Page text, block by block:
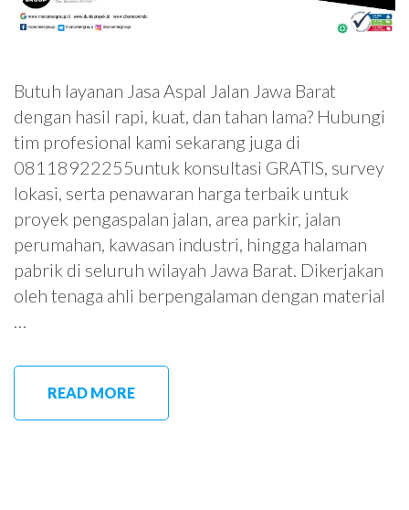
Butuh layanan Jasa Aspal Jalan Jawa Barat
dengan hasil rapi, kuat, dan tahan lama? Hubungi
tim profesional kami sekarang juga di
08118922255untuk konsultasi GRATIS, survey
lokasi, serta penawaran harga terbaik untuk
proyek pengaspalan jalan, area parkir, jalan
perumahan, kawasan industri, hingga halaman
pabrik di seluruh wilayah Jawa Barat. Dikerjakan
oleh tenaga ahli berpengalaman dengan material
…
READ MORE